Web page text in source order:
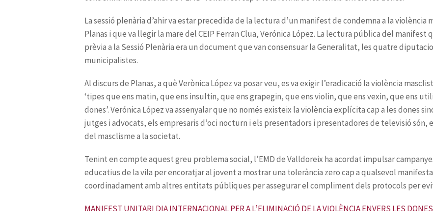
MANIFEST UNITARI DIA INTERNACIONAL PER A L’ELIMINACIÓ DE LA VIOLÈNCIA ENVERS LES DONES